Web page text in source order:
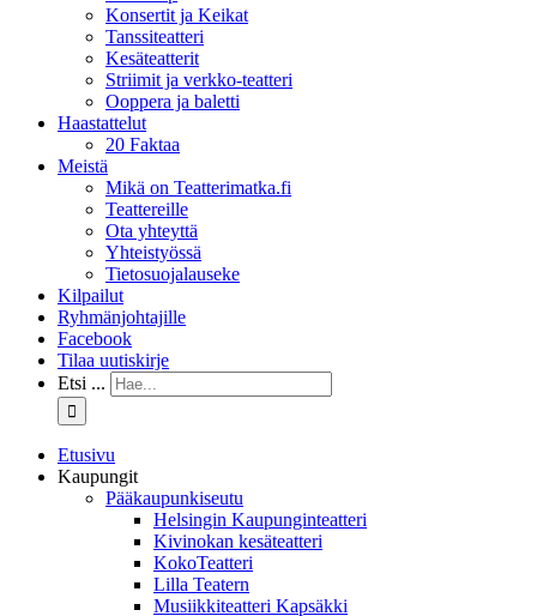
Konsertit ja Keikat
Tanssiteatteri
Kesäteatterit
Striimit ja verkko-teatteri
Ooppera ja baletti
Haastattelut
20 Faktaa
Meistä
Mikä on Teatterimatka.fi
Teattereille
Ota yhteyttä
Yhteistyössä
Tietosuojalauseke
Kilpailut
Ryhmänjohtajille
Facebook
Tilaa uutiskirje
Etsi ...
Etusivu
Kaupungit
Pääkaupunkiseutu
Helsingin Kaupunginteatteri
Kivinokan kesäteatteri
KokoTeatteri
Lilla Teatern
Musiikkiteatteri Kapsäkki